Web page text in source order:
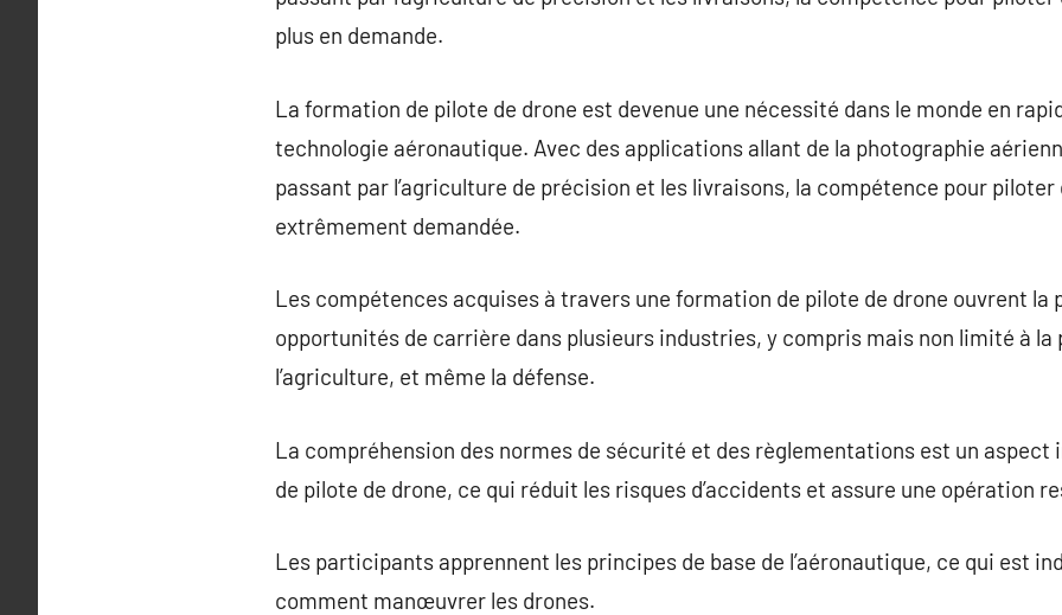
plus en demande.
La formation de pilote de drone est devenue une nécessité dans le monde en
technologie aéronautique. Avec des applications allant de la photographie
passant par l’agriculture de précision et les livraisons, la compétence pour piloter
extrêmement demandée.
Les compétences acquises à travers une formation de pilote de drone ouvrent la
opportunités de carrière dans plusieurs industries, y compris mais non limité à la
l’agriculture, et même la défense.
La compréhension des normes de sécurité et des règlementations est un
de pilote de drone, ce qui réduit les risques d’accidents et assure une opération
Les participants apprennent les principes de base de l’aéronautique, ce qui est
comment manœuvrer les drones.